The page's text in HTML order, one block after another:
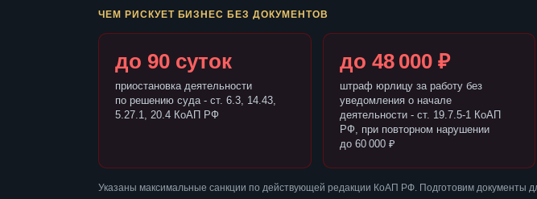
ЧЕМ РИСКУЕТ БИЗНЕС БЕЗ ДОКУМЕНТОВ
до 90 суток
приостановка деятельности
по решению суда - ст. 6.3, 14.43,
5.27.1, 20.4 КоАП РФ
до 48 000 ₽
штраф юрлицу за работу без
уведомления о начале
деятельности - ст. 19.7.5-1 КоАП
РФ, при повторном нарушении
до 60 000 ₽
Указаны максимальные санкции по действующей редакции КоАП РФ. Подготовим документы